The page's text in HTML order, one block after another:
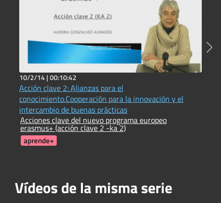
10/2/14 |00:10:42
Acción clave 2: Alianzas para el
conocimiento.Cooperación para la innovación y el
intercambio de buenas prácticas
Acciones clave del nuevo programa europeo
erasmus+ (acción clave 2 -ka 2)
aprende+
Vídeos de la misma serie